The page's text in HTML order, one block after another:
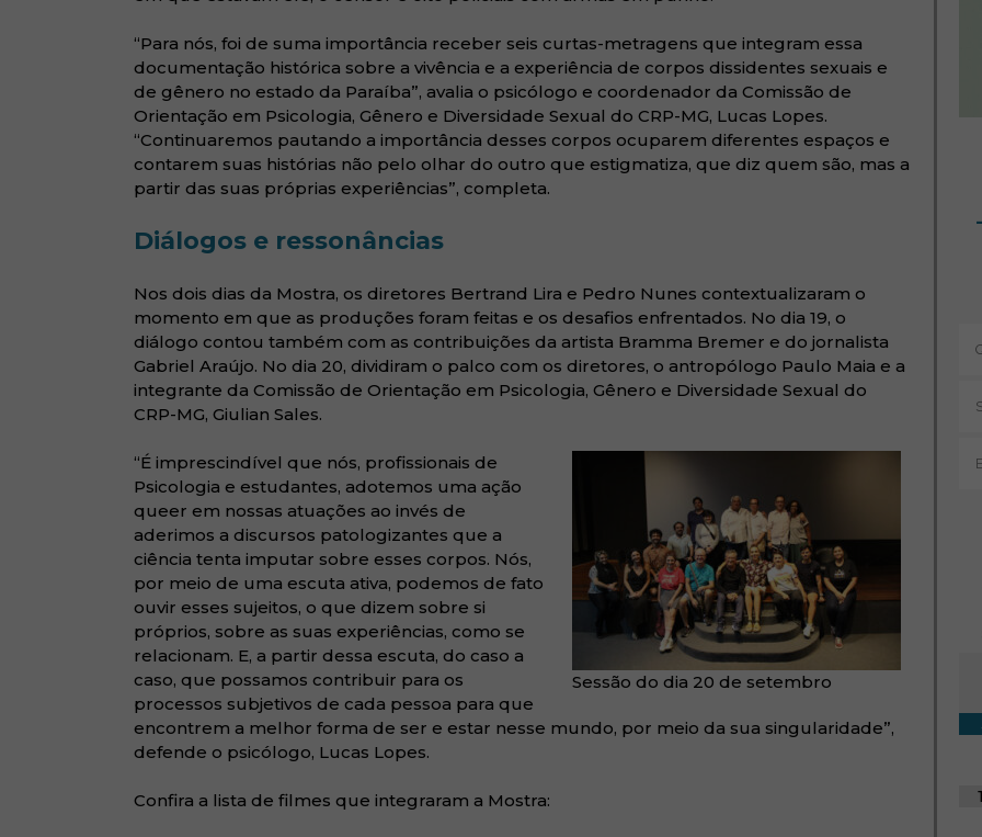
“Para nós, foi de suma importância receber seis curtas-metragens que integram essa
documentação histórica sobre a vivência e a experiência de corpos dissidentes sexuais e
de gênero no estado da Paraíba”, avalia o psicólogo e coordenador da Comissão de
Orientação em Psicologia, Gênero e Diversidade Sexual do CRP-MG, Lucas Lopes.
“Continuaremos pautando a importância desses corpos ocuparem diferentes espaços e
contarem suas histórias não pelo olhar do outro que estigmatiza, que diz quem são, mas a
partir das suas próprias experiências”, completa.
Diálogos e ressonâncias
Nos dois dias da Mostra, os diretores Bertrand Lira e Pedro Nunes contextualizaram o
momento em que as produções foram feitas e os desafios enfrentados. No dia 19, o
diálogo contou também com as contribuições da artista Bramma Bremer e do jornalista
Gabriel Araújo. No dia 20, dividiram o palco com os diretores, o antropólogo Paulo Maia e a
integrante da Comissão de Orientação em Psicologia, Gênero e Diversidade Sexual do
CRP-MG, Giulian Sales.
Sessão do dia 20 de setembro
“É imprescindível que nós, profissionais de
Psicologia e estudantes, adotemos uma ação
queer em nossas atuações ao invés de
aderimos a discursos patologizantes que a
ciência tenta imputar sobre esses corpos. Nós,
por meio de uma escuta ativa, podemos de fato
ouvir esses sujeitos, o que dizem sobre si
próprios, sobre as suas experiências, como se
relacionam. E, a partir dessa escuta, do caso a
caso, que possamos contribuir para os
processos subjetivos de cada pessoa para que
encontrem a melhor forma de ser e estar nesse mundo, por meio da sua singularidade”,
defende o psicólogo, Lucas Lopes.
Confira a lista de filmes que integraram a Mostra: